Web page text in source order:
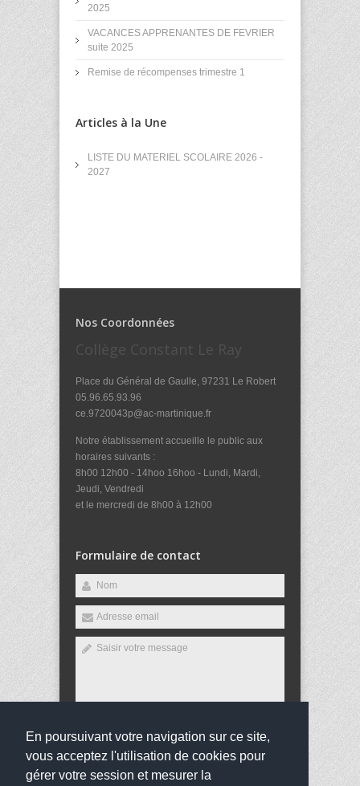
En poursuivant votre navigation sur ce site,
vous acceptez l'utilisation de cookies pour
gérer votre session et mesurer la
2025
VACANCES APPRENANTES DE FEVRIER
suite 2025
Remise de récompenses trimestre 1
Articles à la Une
LISTE DU MATERIEL SCOLAIRE 2026 -
2027
Nos Coordonnées
Collège Constant Le Ray
Place du Général de Gaulle, 97231 Le Robert
05.96.65.93.96
ce.9720043p@ac-martinique.fr
Notre établissement accueille le public aux
horaires suivants :
8h00 12h00 - 14hoo 16hoo - Lundi, Mardi,
Jeudi, Vendredi
et le mercredi de 8h00 à 12h00
Formulaire de contact
Envoyer